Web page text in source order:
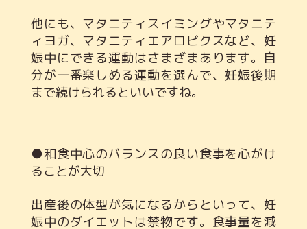
他にも、マタニティスイミングやマタニテ
ィヨガ、マタニティエアロビクスなど、妊
娠中にできる運動はさまざまあります。自
分が一番楽しめる運動を選んで、妊娠後期
まで続けられるといいですね。
●和食中心のバランスの良い食事を心がけ
ることが大切
出産後の体型が気になるからといって、妊
娠中のダイエットは禁物です。食事量を減